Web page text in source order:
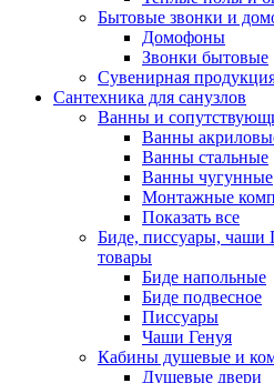
Бытовые звонки и
Домофоны
Звонки бытовые
Сувенирная
Сантехника для санузлов
Ванны и
Ванны
Ванны стальные
Ванны чугунные
Монтажные
Показать все
Биде, писсуары, чаши
товары
Биде напольные
Биде подвесное
Писсуары
Чаши Генуя
Кабины душевые и
Душевые двери